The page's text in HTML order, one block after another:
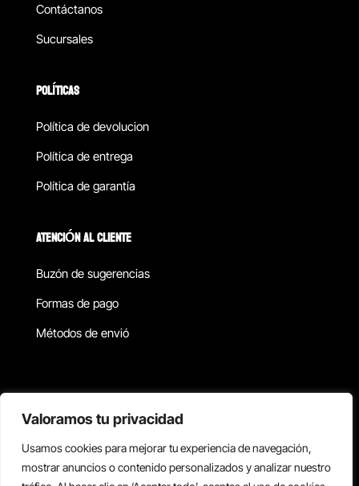
Valoramos tu privacidad
Usamos cookies para mejorar tu experiencia de navegación,
mostrar anuncios o contenido personalizados y analizar nuestro
Contáctanos
Sucursales
POLÍTICAS
Política de devolucion
Política de entrega
Política de garantía
ATENCIÓN AL CLIENTE
Buzón de sugerencias
Formas de pago
Métodos de envió
Copyright © 2026 Reisix. Todos los derechos reservados.